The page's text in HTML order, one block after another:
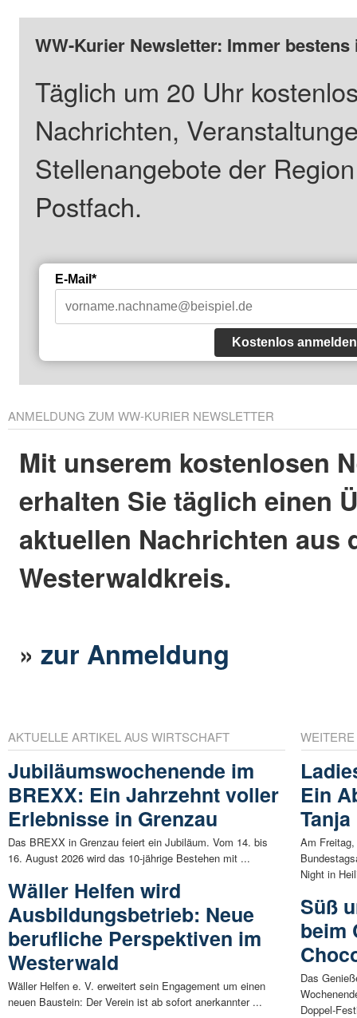
WW-Kurier Newsletter: Immer
Täglich um 20 Uhr
Nachrichten,
Stellenangebote der
Postfach.
E-Mail*
Kostenlos anmelden
ANMELDUNG ZUM WW-KURIER NEWSLETTER
Mit unserem kostenlosen
erhalten Sie täglich einen
aktuellen Nachrichten aus
Westerwaldkreis.
»zur Anmeldung
AKTUELLE ARTIKEL AUS WIRTSCHAFT
Jubiläumswochenende im
BREXX: Ein Jahrzehnt voller
Erlebnisse in Grenzau
Das BREXX in Grenzau feiert ein Jubiläum. Vom 14. bis
16. August 2026 wird das 10-jährige Bestehen mit ...
Wäller Helfen wird
Ausbildungsbetrieb: Neue
berufliche Perspektiven im
Westerwald
Wäller Helfen e. V. erweitert sein Engagement um einen
neuen Baustein: Der Verein ist ab sofort anerkannter ...
Ein
Am
Night in
Süß
beim
Das
Doppel-